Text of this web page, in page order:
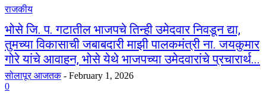
राजकीय
भोसे जि. प. गटातील भाजपचे तिन्ही उमेदवार निवडून द्या,
तुमच्या विकासाची जबाबदारी माझी पालकमंत्री ना. जयकुमार
गोरे यांचे आवाहन, भोसे येथे भाजपच्या उमेदवारांचे प्रचारार्थ...
सोलापूर आजतक - February 1, 2026
0